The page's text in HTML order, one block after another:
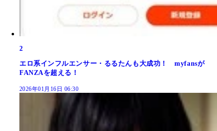
2
エロ系インフルエンサー・るるたんも大成功！ myfansが
FANZAを超える！
2026年01月16日 06:30